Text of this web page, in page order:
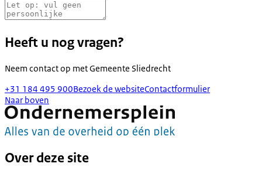
Heeft u nog vragen?
Neem contact op metGemeente Sliedrecht
+31 184 495 900Bezoek de websiteContactformulier
Naar boven
Over deze site